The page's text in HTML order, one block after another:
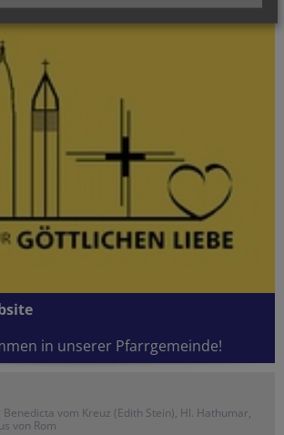
in unserer Pfarrgemeinde!
Benedicta vom Kreuz (Edith Stein), Hl. Hathumar,
von Rom